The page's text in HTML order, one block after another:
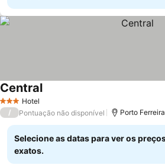
3 EstrelasHotel
Central
/ Pontuação não disponível Porto
Selecione as datas para ver os
exatos.